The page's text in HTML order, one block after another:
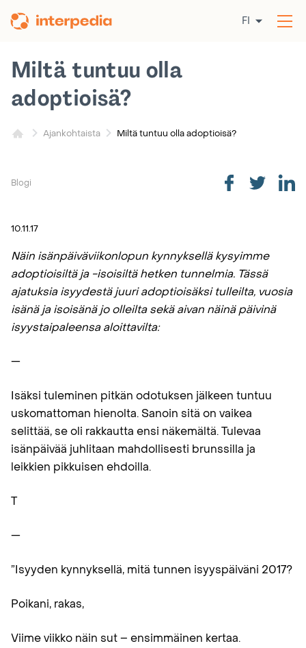
sisältöön
FI
Ajankohtaista Miltä tuntuu olla adoptioisä?
Miltä tuntuu olla
adoptioisä?
Blogi
10.11.17
Näin isänpäiväviikonlopun kynnyksellä kysyimme
adoptioisiltä ja -isoisiltä hetken tunnelmia. Tässä
ajatuksia isyydestä juuri adoptioisäksi tulleilta, vuosia
isänä ja isoisänä jo olleilta sekä aivan näinä päivinä
isyystaipaleensa aloittavilta:
—
Isäksi tuleminen pitkän odotuksen jälkeen tuntuu
uskomattoman hienolta. Sanoin sitä on vaikea
selittää, se oli rakkautta ensi näkemältä. Tulevaa
isänpäivää juhlitaan mahdollisesti brunssilla ja
leikkien pikkuisen ehdoilla.
T
—
”Isyyden kynnyksellä, mitä tunnen isyyspäiväni 2017?
Poikani, rakas,
Viime viikko näin sut – ensimmäinen kertaa.